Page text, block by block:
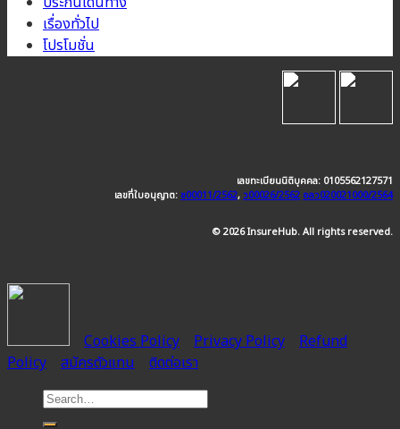
เรื่องทั่วไป
โปรโมชั่น
เลขทะเบียนนิติบุคคล: 0105562127571
เลขที่ใบอนุญาต: ช00011/2562,ว00026/2562 อลว020021000/2564
© 2026 InsureHub. All rights reserved.
Cookies Policy Privacy Policy
Refund
Policy
สมัครตัวแทน ติดต่อเรา